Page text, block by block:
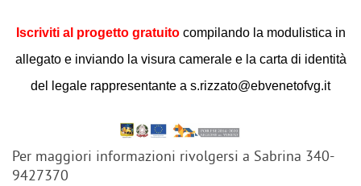
Iscriviti al progetto gratuito compilando la modulistica in
allegato e inviando la visura camerale e la carta di identità
del legale rappresentante a s.rizzato@ebvenetofvg.it
Per maggiori informazioni rivolgersi a Sabrina 340-
9427370